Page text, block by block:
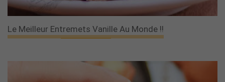
Le Meilleur Entremets Vanille Au Monde !!